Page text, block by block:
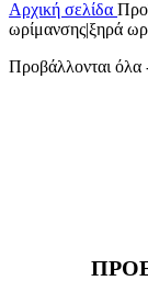
Αρχική σελίδα
ωρίμανσης|ξηρά
Προβάλλονται όλα